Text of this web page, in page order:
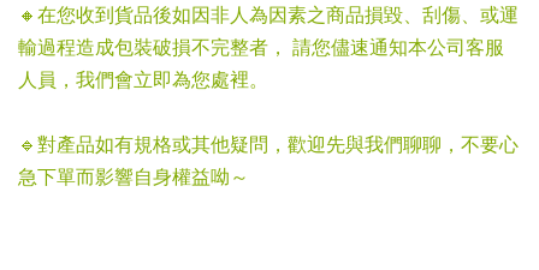
🔸在您收到貨品後如因非人為因素之商品損毀、刮傷、或運
輸過程造成包裝破損不完整者， 請您儘速通知本公司客服
人員，我們會立即為您處裡。
🔹對產品如有規格或其他疑問，歡迎先與我們聊聊，不要心
急下單而影響自身權益呦～